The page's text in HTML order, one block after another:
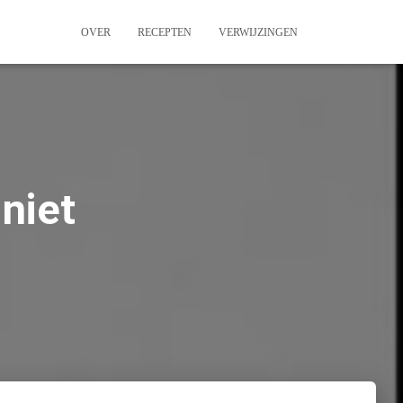
OVER RECEPTEN VERWIJZINGEN